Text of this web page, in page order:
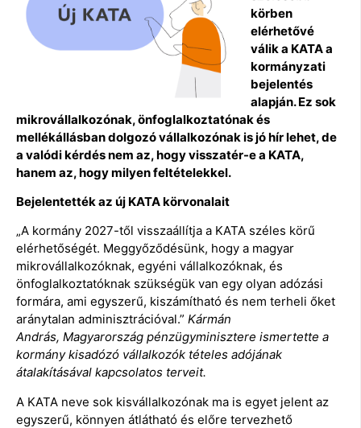
körben
elérhetővé
válik a KATA a
kormányzati
bejelentés
alapján. Ez sok
mikrovállalkozónak, önfoglalkoztatónak és
mellékállásban dolgozó vállalkozónak is jó hír lehet, de
a valódi kérdés nem az, hogy visszatér-e a KATA,
hanem az, hogy milyen feltételekkel.
Bejelentették az új KATA körvonalait
„A kormány 2027-től visszaállítja a KATA széles körű
elérhetőségét. Meggyőződésünk, hogy a magyar
mikrovállalkozóknak, egyéni vállalkozóknak, és
önfoglalkoztatóknak szükségük van egy olyan adózási
formára, ami egyszerű, kiszámítható és nem terheli őket
aránytalan adminisztrációval.” Kármán
András, Magyarország pénzügyminisztere ismertette a
kormány kisadózó vállalkozók tételes adójának
átalakításával kapcsolatos terveit.
A KATA neve sok kisvállalkozónak ma is egyet jelent az
egyszerű, könnyen átlátható és előre tervezhető